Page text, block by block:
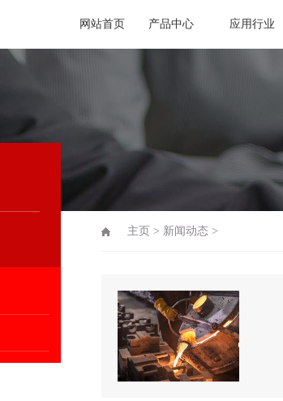
网站首页 产品中心 应用行业
主页 > 新闻动态 >